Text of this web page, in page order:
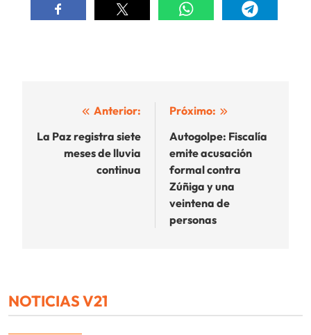
Navegación
de
entradas
Anterior:
La Paz registra siete
meses de lluvia
continua
Próximo:
Autogolpe: Fiscalía
emite acusación
formal contra
Zúñiga y una
veintena de
personas
NOTICIAS V21